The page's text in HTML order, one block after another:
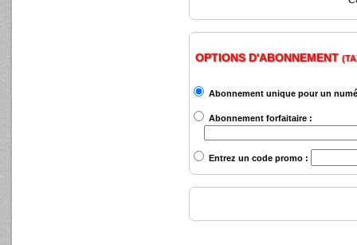
OPTIONS D'ABONNEMENT
Abonnement unique pour un
Abonnement forfaitaire :
Entrez un code promo :